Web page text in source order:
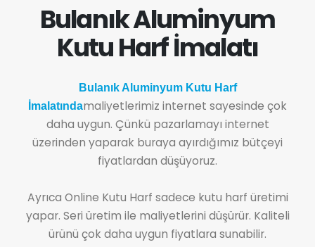
Bulanık Aluminyum
Kutu Harf İmalatı
Bulanık Aluminyum Kutu Harf
İmalatındamaliyetlerimiz internet sayesinde çok
daha uygun. Çünkü pazarlamayı internet
üzerinden yaparak buraya ayırdığımız bütçeyi
fiyatlardan düşüyoruz.
Ayrıca Online Kutu Harf sadece kutu harf üretimi
yapar. Seri üretim ile maliyetlerini düşürür. Kaliteli
ürünü çok daha uygun fiyatlara sunabilir.